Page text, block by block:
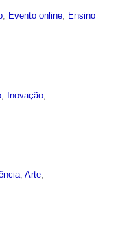
Evento online
Ensino
Inovação
,Arte,